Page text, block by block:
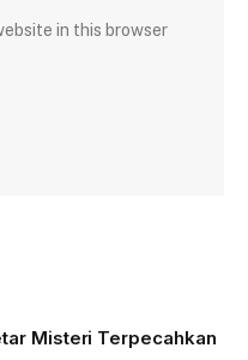
in this browser
Misteri Terpecahkan